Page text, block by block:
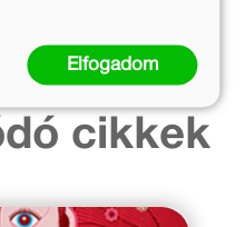
Kosárba
cikkek
Elfogadom